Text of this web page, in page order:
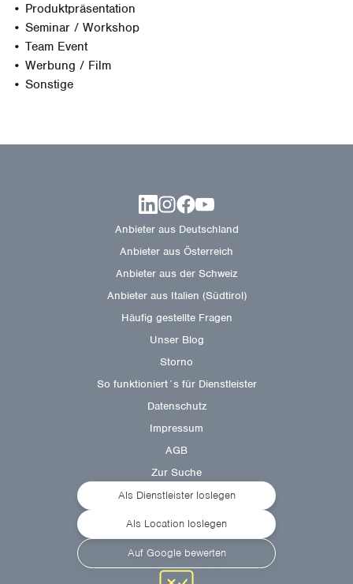
• Produktpräsentation
• Seminar / Workshop
• Team Event
• Werbung / Film
• Sonstige
Anbieter aus Deutschland
Anbieter aus Österreich
Anbieter aus der Schweiz
Anbieter aus Italien (Südtirol)
Häufig gestellte Fragen
Unser Blog
Storno
So funktioniert´s für Dienstleister
Datenschutz
Impressum
AGB
Zur Suche
Als Dienstleister loslegen
Als Location loslegen
Auf Google bewerten